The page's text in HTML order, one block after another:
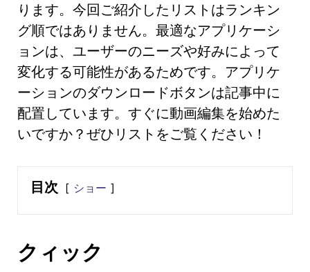
ります。今回ご紹介したリストはランキン
グ順ではありません。最適なアプリケーシ
ョンは、ユーザーのニーズや好みによって
変化する可能性があるためです。アプリケ
ーションのダウンロードボタンは記事中に
配置しています。すぐに動画編集を始めた
いですか？ぜひリストをご覧ください！
目次 ショー
クィック